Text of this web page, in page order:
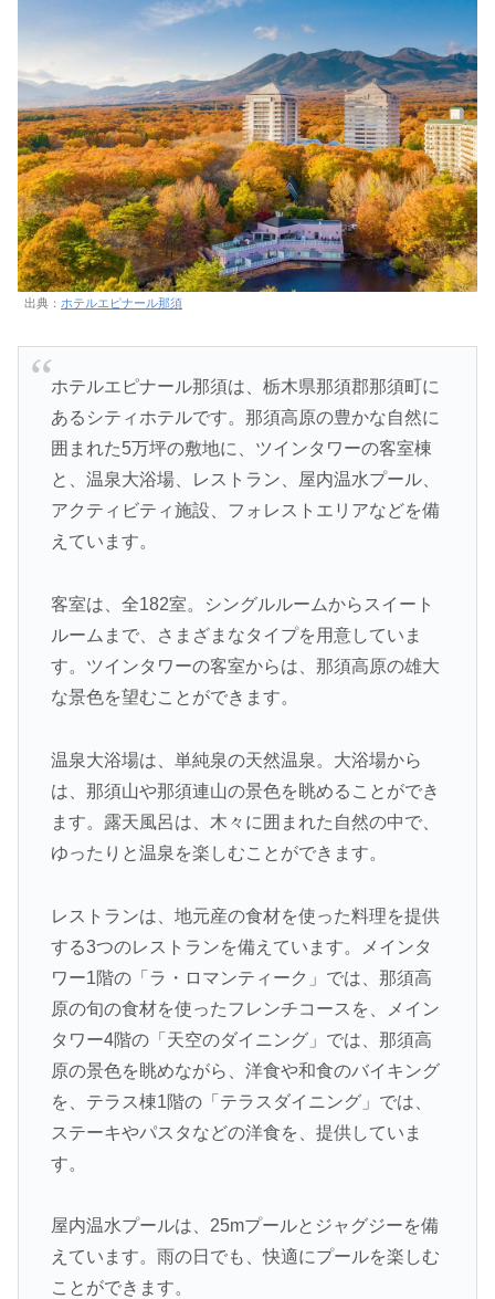
出典： ホテルエピナール那須
ホテルエピナール那須は、栃木県那須郡那須町に
あるシティホテルです。那須高原の豊かな自然に
囲まれた5万坪の敷地に、ツインタワーの客室棟
と、温泉大浴場、レストラン、屋内温水プール、
アクティビティ施設、フォレストエリアなどを備
えています。
客室は、全182室。シングルルームからスイート
ルームまで、さまざまなタイプを用意していま
す。ツインタワーの客室からは、那須高原の雄大
な景色を望むことができます。
温泉大浴場は、単純泉の天然温泉。大浴場から
は、那須山や那須連山の景色を眺めることができ
ます。露天風呂は、木々に囲まれた自然の中で、
ゆったりと温泉を楽しむことができます。
レストランは、地元産の食材を使った料理を提供
する3つのレストランを備えています。メインタ
ワー1階の「ラ・ロマンティーク」では、那須高
原の旬の食材を使ったフレンチコースを、メイン
タワー4階の「天空のダイニング」では、那須高
原の景色を眺めながら、洋食や和食のバイキング
を、テラス棟1階の「テラスダイニング」では、
ステーキやパスタなどの洋食を、提供していま
す。
屋内温水プールは、25mプールとジャグジーを備
えています。雨の日でも、快適にプールを楽しむ
ことができます。